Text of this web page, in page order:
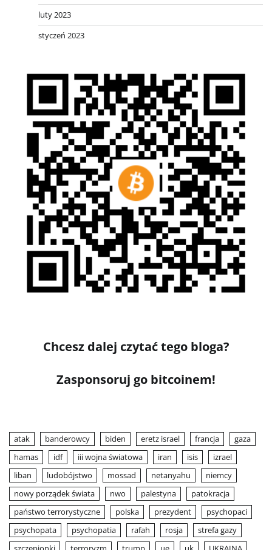
luty 2023
styczeń 2023
Chcesz dalej czytać tego bloga?
Zasponsoruj go bitcoinem!
atak banderowcy biden eretz israel francja
gaza
hamas
idf iii wojna światowa iran isis
izrael
liban
ludobójstwo mossad netanyahu
niemcy
nowy porządek świata
nwo palestyna
patokracja
państwo terrorystyczne
polska prezydent
psychopaci
psychopata
psychopatia rafah rosja
strefa gazy